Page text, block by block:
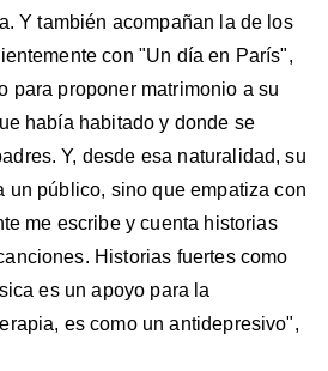
Y también acompañan la de los
con "Un día en París",
para proponer matrimonio a su
había habitado y donde se
Y, desde esa naturalidad, su
un público, sino que empatiza con
me escribe y cuenta historias
Historias fuertes como
es un apoyo para la
es como un antidepresivo",